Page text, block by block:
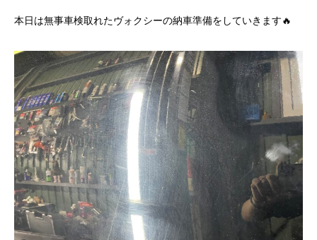
本日は無事車検取れたヴォクシーの納車準備をしていきます🔥